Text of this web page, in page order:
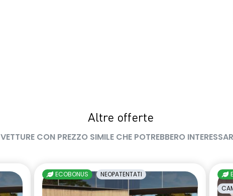
Altre offerte
VETTURE CON PREZZO SIMILE CHE POTREBBERO
ECOBONUS NEOPATENTATI